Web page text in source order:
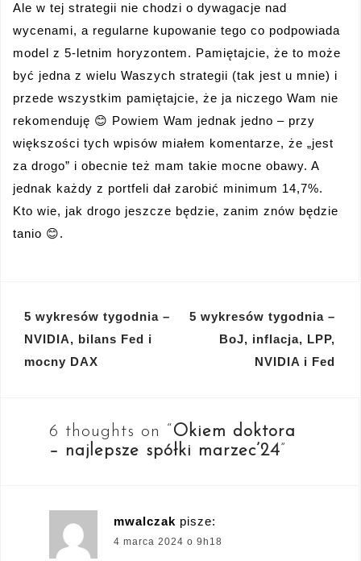
Ale w tej strategii nie chodzi o dywagacje nad
wycenami, a regularne kupowanie tego co podpowiada
model z 5-letnim horyzontem. Pamiętajcie, że to może
być jedna z wielu Waszych strategii (tak jest u mnie) i
przede wszystkim pamiętajcie, że ja niczego Wam nie
rekomenduję 😊 Powiem Wam jednak jedno – przy
większości tych wpisów miałem komentarze, że „jest
za drogo” i obecnie też mam takie mocne obawy. A
jednak każdy z portfeli dał zarobić minimum 14,7%.
Kto wie, jak drogo jeszcze będzie, zanim znów będzie
tanio 😊.
Nawigacja
wpisu
5 wykresów tygodnia –
NVIDIA, bilans Fed i
mocny DAX
5 wykresów tygodnia –
BoJ, inflacja, LPP,
NVIDIA i Fed
6 thoughts on “Okiem doktora
– najlepsze spółki marzec’24”
mwalczak pisze:
4 marca 2024 o 9h18